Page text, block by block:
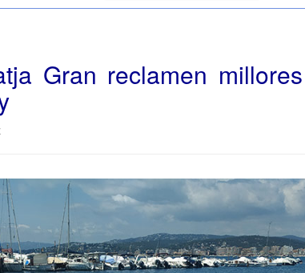
Gran reclamen